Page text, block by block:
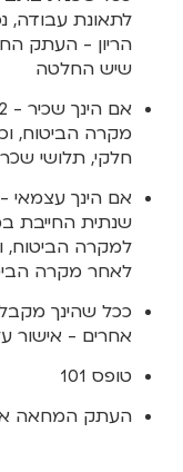
לתאונת עבודה,
הריון - העתק
שיש החלטה
מקרה הביטוח,
חלקי, תלושי
אם הינך עצמאי
שנתית החייבת
למקרה הביטוח,
לאחר מקרה
ככל שהינך
אחרים - אישור
טופס 101
העתק המחאה או